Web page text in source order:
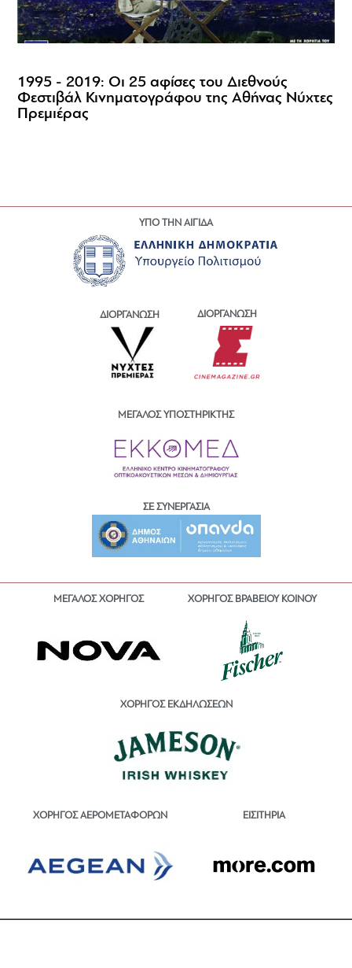
1995 - 2019: Οι 25 αφίσες του Διεθνούς
Φεστιβάλ Κινηματογράφου της Αθήνας Νύχτες
Πρεμιέρας
ΥΠΟ ΤΗΝ ΑΙΓΙΔΑ
ΔΙΟΡΓΑΝΩΣΗ ΔΙΟΡΓΑΝΩΣΗ
ΜΕΓΑΛΟΣ ΥΠΟΣΤΗΡΙΚΤΗΣ
ΣΕ ΣΥΝΕΡΓΑΣΙΑ
ΜΕΓΑΛΟΣ ΧΟΡΗΓΟΣ ΧΟΡΗΓΟΣ ΒΡΑΒΕΙΟΥ ΚΟΙΝΟΥ
ΧΟΡΗΓΟΣ ΕΚΔΗΛΩΣΕΩΝ
ΧΟΡΗΓΟΣ ΑΕΡΟΜΕΤΑΦΟΡΩΝ ΕΙΣΙΤΗΡΙΑ